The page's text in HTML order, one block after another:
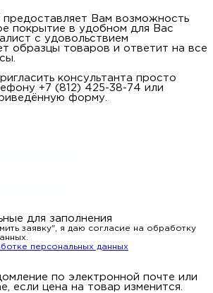
предоставляет Вам возможность
покрытие в удобном для Вас
с удовольствием
образцы товаров и ответит на все
консультанта просто
+7 (812) 425-38-74 или
форму.
для заполнения
заявку", я даю согласие на обработку
персональных данных
по электронной почте или
если цена на товар изменится.